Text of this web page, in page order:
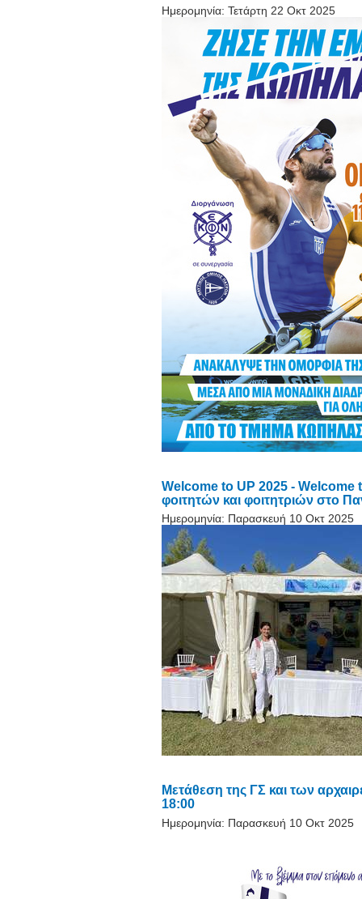
Ημερομηνία: Τετάρτη 22 Οκτ 2025
Welcome to UP 2025 -
φοιτητών και φοιτητριών στο
Ημερομηνία: Παρασκευή 10 Οκτ 2025
Μετάθεση της ΓΣ και των
18:00
Ημερομηνία: Παρασκευή 10 Οκτ 2025